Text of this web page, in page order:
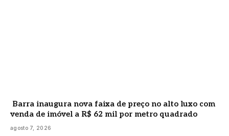
Barra inaugura nova faixa de preço no alto luxo com
venda de imóvel a R$ 62 mil por metro quadrado
agosto 7, 2026